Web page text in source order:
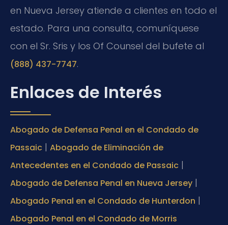
en Nueva Jersey atiende a clientes en todo el
estado. Para una consulta, comuníquese
con el Sr. Sris y los Of Counsel del bufete al
(888) 437-7747.
Enlaces de Interés
Abogado de Defensa Penal en el Condado de
Passaic | Abogado de Eliminación de
Antecedentes en el Condado de Passaic |
Abogado de Defensa Penal en Nueva Jersey |
Abogado Penal en el Condado de Hunterdon |
Abogado Penal en el Condado de Morris